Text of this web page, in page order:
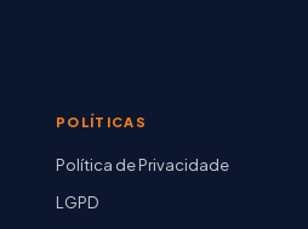
POLÍTICAS
Política de Privacidade
LGPD